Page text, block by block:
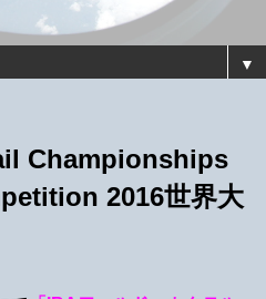
▼
Championships
2016世界大